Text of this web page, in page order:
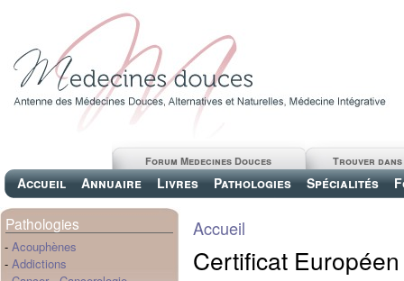
Accueil Annuaire Livres Pathologies Spécialités
Trouver
Forum Medecines Douces
Pathologies
- Acouphènes
- Addictions
Accueil
Certificat